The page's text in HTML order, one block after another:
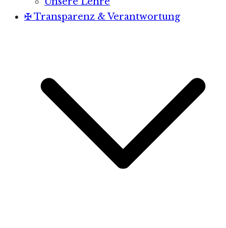
✠ Transparenz & Verantwortung